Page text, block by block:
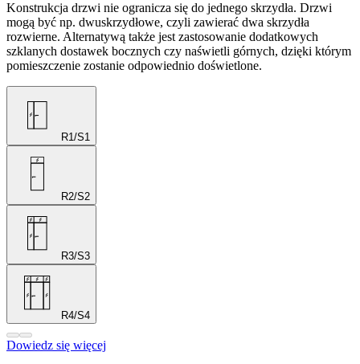
Konstrukcja drzwi nie ogranicza się do jednego skrzydła. Drzwi
mogą być np. dwuskrzydłowe, czyli zawierać dwa skrzydła
rozwierne. Alternatywą także jest zastosowanie dodatkowych
szklanych dostawek bocznych czy naświetli górnych, dzięki którym
pomieszczenie zostanie odpowiednio doświetlone.
R1/S1
R2/S2
R3/S3
R4/S4
Dowiedz się więcej